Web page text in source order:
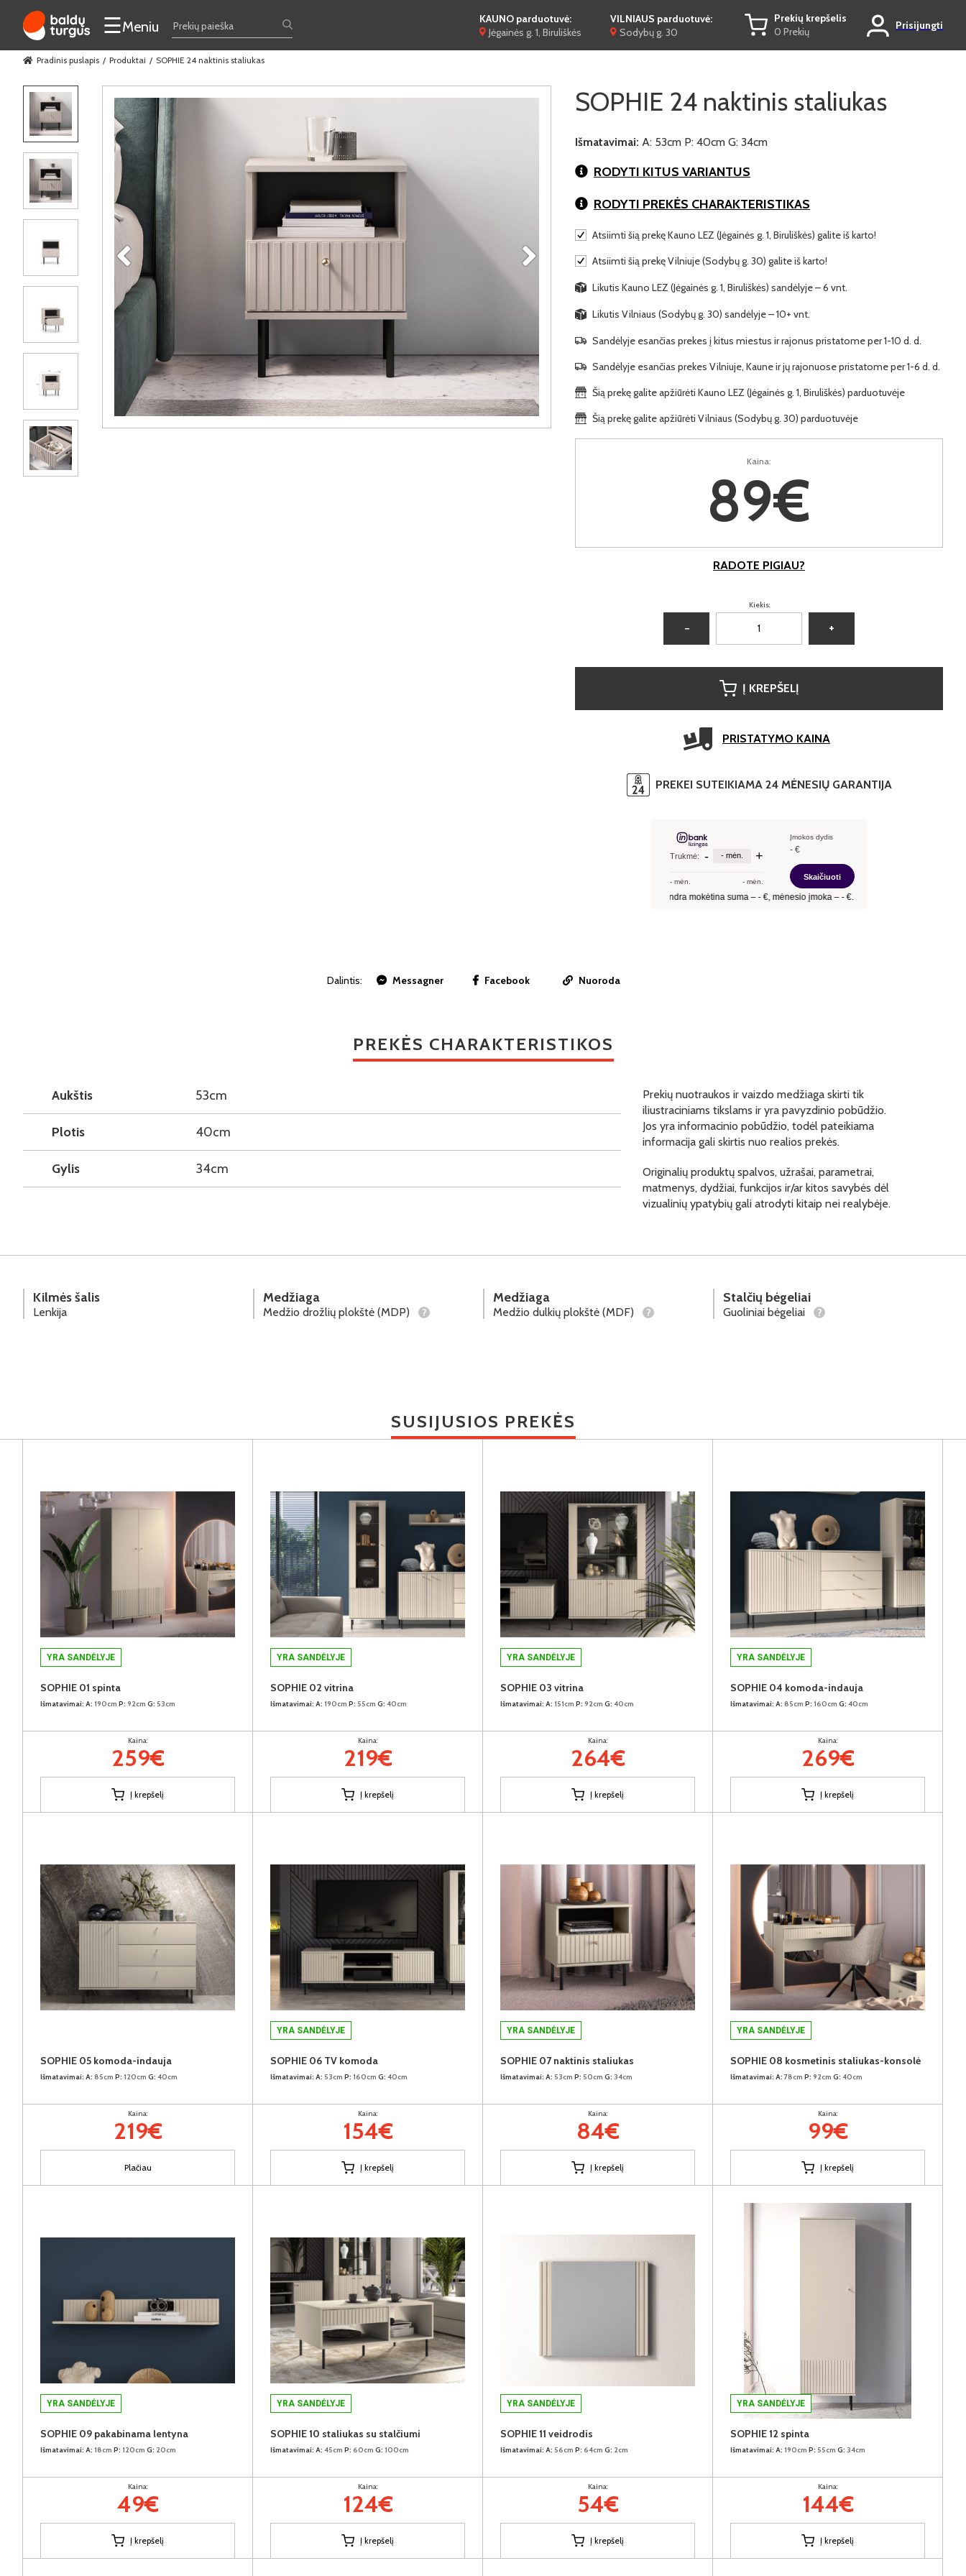
☰Meniu
KAUNO parduotuvė:
Jėgainės g. 1, Biruliškės
VILNIAUS parduotuvė:
Sodybų g. 30
Prekių krepšelis
0 Prekių
Prisijungti
Pradinis puslapis Produktai SOPHIE 24 naktinis staliukas
SOPHIE 24 naktinis staliukas
Išmatavimai: A: 53cm P: 40cm G: 34cm
RODYTI KITUS VARIANTUS
RODYTI PREKĖS CHARAKTERISTIKAS
Atsiimti šią prekę Kauno LEZ (Jėgainės g. 1, Biruliškės) galite iš karto!
Atsiimti šią prekę Vilniuje (Sodybų g. 30) galite iš karto!
Likutis Kauno LEZ (Jėgainės g. 1, Biruliškės) sandėlyje – 6 vnt.
Likutis Vilniaus (Sodybų g. 30) sandėlyje – 10+ vnt.
Sandėlyje esančias prekes į kitus miestus ir rajonus pristatome per 1-10 d. d.
Sandėlyje esančias prekes Vilniuje, Kaune ir jų rajonuose pristatome per 1-6 d. d.
Šią prekę galite apžiūrėti Kauno LEZ (Jėgainės g. 1, Biruliškės) parduotuvėje
Šią prekę galite apžiūrėti Vilniaus (Sodybų g. 30) parduotuvėje
Kaina:
89€
RADOTE PIGIAU?
Kiekis:
− +
Į KREPŠELĮ
PRISTATYMO KAINA
PREKEI SUTEIKIAMA 24 MĖNESIŲ GARANTIJA
Dalintis: Messagner Facebook Nuoroda
PREKĖS CHARAKTERISTIKOS
Aukštis 53cm
Plotis 40cm
Gylis 34cm
Prekių nuotraukos ir vaizdo medžiaga skirti tik
iliustraciniams tikslams ir yra pavyzdinio pobūdžio.
Jos yra informacinio pobūdžio, todėl pateikiama
informacija gali skirtis nuo realios prekės.
Originalių produktų spalvos, užrašai, parametrai,
matmenys, dydžiai, funkcijos ir/ar kitos savybės dėl
vizualinių ypatybių gali atrodyti kitaip nei realybėje.
Kilmės šalis
Lenkija
Medžiaga
Medžio drožlių plokštė (MDP) ?
Medžiaga
Medžio dulkių plokštė (MDF) ?
Stalčių bėgeliai
Guoliniai bėgeliai ?
SUSIJUSIOS PREKĖS
YRA SANDĖLYJE
SOPHIE 01 spinta
Išmatavimai: A: 190cm P: 92cm G: 53cm
Kaina:
259€
Į krepšelį
YRA SANDĖLYJE
SOPHIE 02 vitrina
Išmatavimai: A: 190cm P: 55cm G: 40cm
Kaina:
219€
Į krepšelį
YRA SANDĖLYJE
SOPHIE 03 vitrina
Išmatavimai: A: 151cm P: 92cm G: 40cm
Kaina:
264€
Į krepšelį
YRA SANDĖLYJE
SOPHIE 04 komoda-indauja
Išmatavimai: A: 85cm P: 160cm G: 40cm
Kaina:
269€
Į krepšelį
SOPHIE 05 komoda-indauja
Išmatavimai: A: 85cm P: 120cm G: 40cm
Kaina:
219€
Plačiau
YRA SANDĖLYJE
SOPHIE 06 TV komoda
Išmatavimai: A: 53cm P: 160cm G: 40cm
Kaina:
154€
Į krepšelį
YRA SANDĖLYJE
SOPHIE 07 naktinis staliukas
Išmatavimai: A: 53cm P: 50cm G: 34cm
Kaina:
84€
Į krepšelį
YRA SANDĖLYJE
SOPHIE 08 kosmetinis staliukas-konsolė
Išmatavimai: A: 78cm P: 92cm G: 40cm
Kaina:
99€
Į krepšelį
YRA SANDĖLYJE
SOPHIE 09 pakabinama lentyna
Išmatavimai: A: 18cm P: 120cm G: 20cm
Kaina:
49€
Į krepšelį
YRA SANDĖLYJE
SOPHIE 10 staliukas su stalčiumi
Išmatavimai: A: 45cm P: 60cm G: 100cm
Kaina:
124€
Į krepšelį
YRA SANDĖLYJE
SOPHIE 11 veidrodis
Išmatavimai: A: 56cm P: 64cm G: 2cm
Kaina:
54€
Į krepšelį
YRA SANDĖLYJE
SOPHIE 12 spinta
Išmatavimai: A: 190cm P: 55cm G: 34cm
Kaina:
144€
Į krepšelį